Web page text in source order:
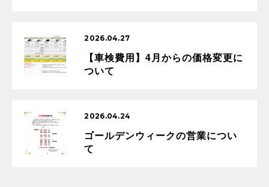
2026.04.27
【車検費用】4月からの価格変更に
ついて
2026.04.24
ゴールデンウィークの営業につい
て